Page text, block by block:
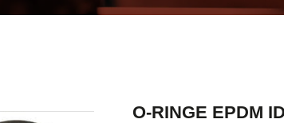
O-RINGE EPDM